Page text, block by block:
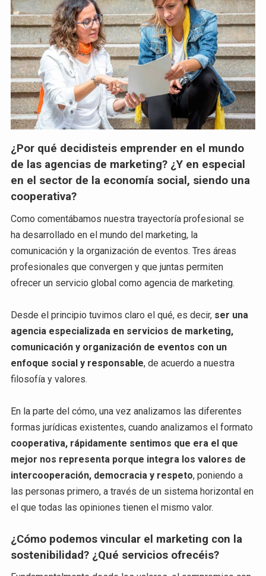
¿Por qué decidisteis emprender en el mundo
de las agencias de marketing? ¿Y en especial
en el sector de la economía social, siendo una
cooperativa?
Como comentábamos nuestra trayectoría profesional se
ha desarrollado en el mundo del marketing, la
comunicación y la organización de eventos. Tres áreas
profesionales que convergen y que juntas permiten
ofrecer un servicio global como agencia de marketing.
Desde el principio tuvimos claro el qué, es decir, ser una
agencia especializada en servicios de marketing,
comunicación y organización de eventos con un
enfoque social y responsable, de acuerdo a nuestra
filosofía y valores.
En la parte del cómo, una vez analizamos las diferentes
formas jurídicas existentes, cuando analizamos el formato
cooperativa, rápidamente sentimos que era el que
mejor nos representa porque integra los valores de
intercooperación, democracia y respeto, poniendo a
las personas primero, a través de un sistema horizontal en
el que todas las opiniones tienen el mismo valor.
¿Cómo podemos vincular el marketing con la
sostenibilidad? ¿Qué servicios ofrecéis?